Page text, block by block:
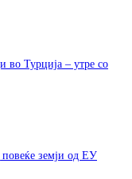
во Турција – утре со
земји од ЕУ